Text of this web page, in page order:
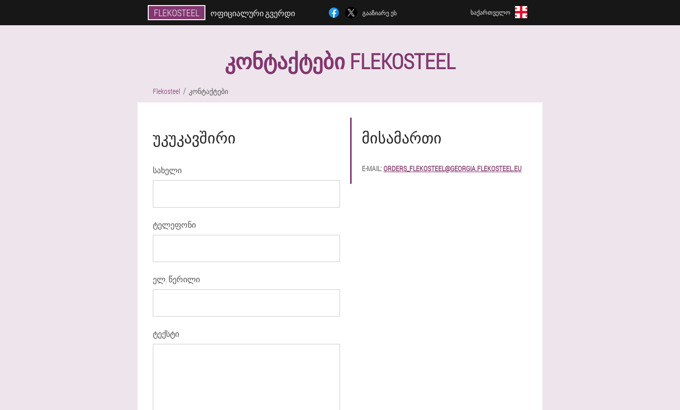
FLEKOSTEEL ᲝᲤᲘᲪᲘᲐᲚᲣᲠᲘ ᲒᲕᲔᲠᲓᲘ ᲒᲐᲐᲖᲘᲐᲠᲔ ᲔᲡ ᲡᲐᲥᲐᲠᲗᲕᲔᲚᲝ
ᲙᲝᲜᲢᲐᲥᲢᲔᲑᲘ FLEKOSTEEL
Flekosteel კონტაქტები
ᲛᲘᲡᲐᲛᲐᲠᲗᲘ
E-MAIL:ORDERS_FLEKOSTEEL@GEORGIA.FLEKOSTEEL.EU
ᲣᲙᲣᲙᲐᲕᲨᲘᲠᲘ
სახელი
ტელეფონი
ელ. წერილი
ტექსტი